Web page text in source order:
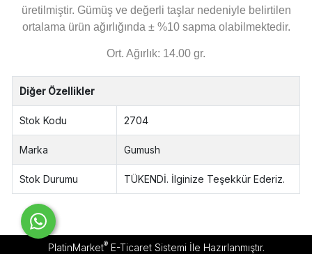
üretilmiştir. Gümüş ve değerli taşlar nedeniyle belirtilen
ortalama ürün ağırlığında ± %10 sapma olabilmektedir.
Ort. Ağırlık: 14.00 gr.
Diğer Özellikler
Stok Kodu 2704
Marka Gumush
Stok Durumu TÜKENDİ. İlginize Teşekkür Ederiz.
PlatinMarket®E-Ticaret Sistemiİle Hazırlanmıştır.